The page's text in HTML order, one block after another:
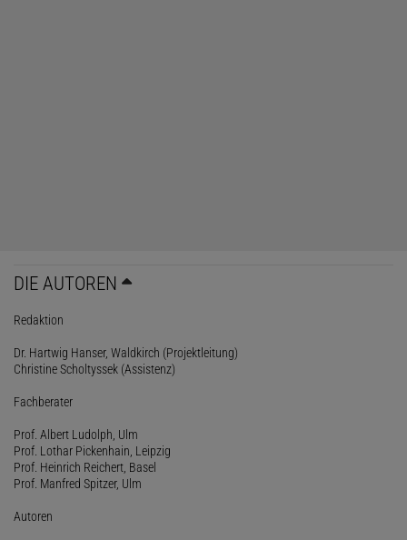
DIE AUTOREN
Redaktion
Dr. Hartwig Hanser, Waldkirch (Projektleitung)
Christine Scholtyssek (Assistenz)
Fachberater
Prof. Albert Ludolph, Ulm
Prof. Lothar Pickenhain, Leipzig
Prof. Heinrich Reichert, Basel
Prof. Manfred Spitzer, Ulm
Autoren